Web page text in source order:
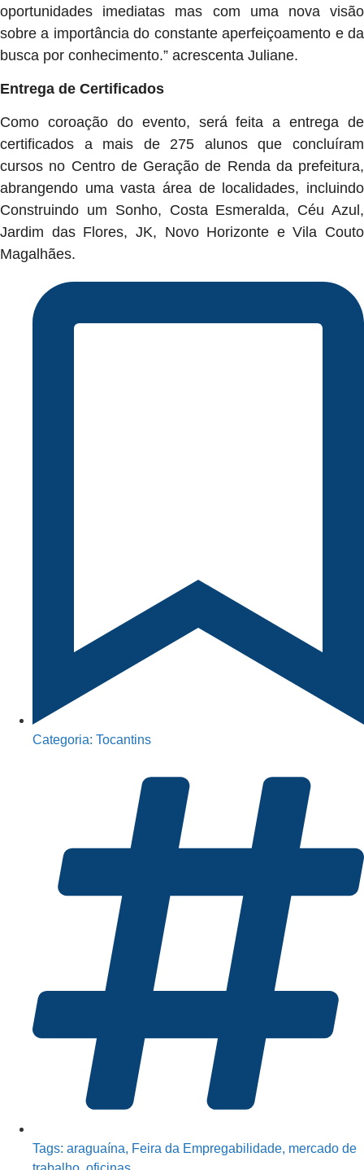
oportunidades imediatas mas com uma nova visão
sobre a importância do constante aperfeiçoamento e da
busca por conhecimento.” acrescenta Juliane.
Entrega de Certificados
Como coroação do evento, será feita a entrega de
certificados a mais de 275 alunos que concluíram
cursos no Centro de Geração de Renda da prefeitura,
abrangendo uma vasta área de localidades, incluindo
Construindo um Sonho, Costa Esmeralda, Céu Azul,
Jardim das Flores, JK, Novo Horizonte e Vila Couto
Magalhães.
Categoria: Tocantins
Tags: araguaína, Feira da Empregabilidade, mercado de